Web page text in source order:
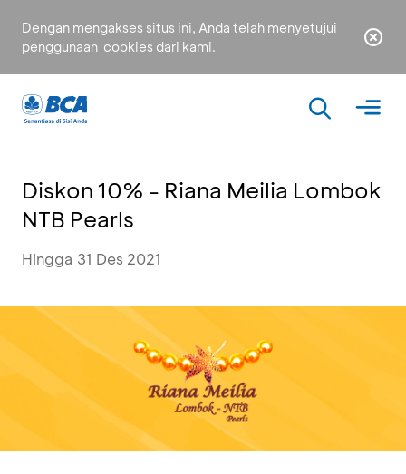
Dengan mengakses situs ini, Anda telah menyetujui
penggunaan cookies dari kami.
Diskon 10% - Riana Meilia Lombok
NTB Pearls
Hingga 31 Des 2021